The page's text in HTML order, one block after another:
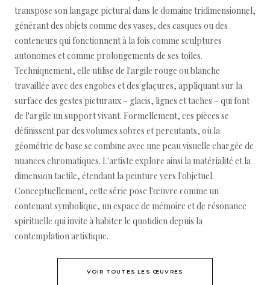
transpose son langage pictural dans le domaine tridimensionnel,
générant des objets comme des vases, des casques ou des
conteneurs qui fonctionnent à la fois comme sculptures
autonomes et comme prolongements de ses toiles.
Techniquement, elle utilise de l'argile rouge ou blanche
travaillée avec des engobes et des glaçures, appliquant sur la
surface des gestes picturaux – glacis, lignes et taches – qui font
de l'argile un support vivant. Formellement, ces pièces se
définissent par des volumes sobres et percutants, où la
géométrie de base se combine avec une peau visuelle chargée de
nuances chromatiques. L'artiste explore ainsi la matérialité et la
dimension tactile, étendant la peinture vers l'objetuel.
Conceptuellement, cette série pose l'œuvre comme un
contenant symbolique, un espace de mémoire et de résonance
spirituelle qui invite à habiter le quotidien depuis la
contemplation artistique.
VOIR TOUTES LES ŒUVRES